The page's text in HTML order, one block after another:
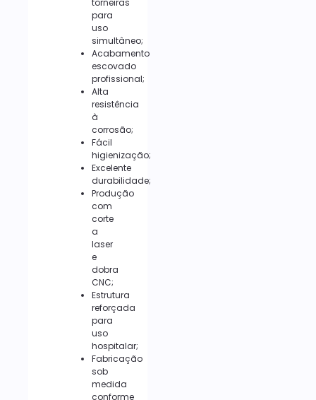
para
uso
simultâneo;
Acabamento
escovado
profissional;
Alta
resistência
à
corrosão;
Fácil
higienização;
Excelente
durabilidade;
Produção
com
corte
a
laser
e
dobra
CNC;
Estrutura
reforçada
para
uso
hospitalar;
Fabricação
sob
medida
conforme